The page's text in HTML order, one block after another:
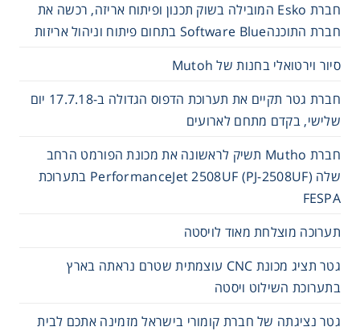
חברת Esko המובילה בשוק תכנון ופיתוח אריזה, רכשה את
חברת התוכנהSoftware Blue בתחום פיתוח וניהול אריזות
סיור וירטואלי בחנות של Mutoh
חברת גטר תקיים את תערוכת הדפוס הגדולה ב-17.7.18 יום
שלישי, בקדם מתחם לארועים
חברת Mutho תשיק לראשונה את מכונת הפורמט הרחב
שלה PerformanceJet 2508UF (PJ-2508UF) בתערוכת
FESPA
תערוכה מוצלחת מאוד לויסטה
גטר תציג מכונת CNC עוצמתית שטרם נראתה בארץ
בתערוכת השילוט ויסטה
גטר נציגתה של חברת קומורי בישראל מזמינה אתכם לבית